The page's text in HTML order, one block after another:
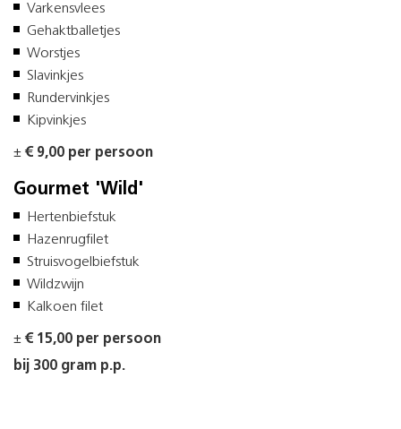
Varkensvlees
Gehaktballetjes
Worstjes
Slavinkjes
Rundervinkjes
Kipvinkjes
± € 9,00 per persoon
Gourmet 'Wild'
Hertenbiefstuk
Hazenrugfilet
Struisvogelbiefstuk
Wildzwijn
Kalkoen filet
± € 15,00 per persoon
bij 300 gram p.p.